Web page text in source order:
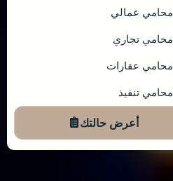
محامي عمالي
محامي تجاري
محامي عقارات
محامي تنفيذ
أعرض حالتك